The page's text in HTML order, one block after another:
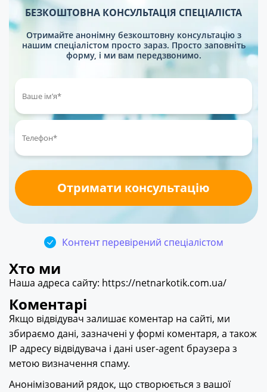
БЕЗКОШТОВНА КОНСУЛЬТАЦІЯ СПЕЦІАЛІСТА
Отримайте анонімну безкоштовну консультацію з
нашим спеціалістом просто зараз. Просто заповніть
форму, і ми вам передзвонимо.
Контент перевірений спеціалістом
Хто ми
Наша адреса сайту: https://netnarkotik.com.ua/
Коментарі
Якщо відвідувач залишає коментар на сайті, ми
збираємо дані, зазначені у формі коментаря, а також
IP адресу відвідувача і дані user-agent браузера з
метою визначення спаму.
Анонімізований рядок, що створюється з вашої